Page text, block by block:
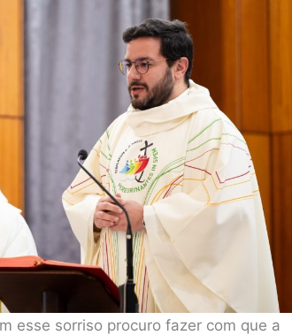
esse sorriso procuro fazer com que a